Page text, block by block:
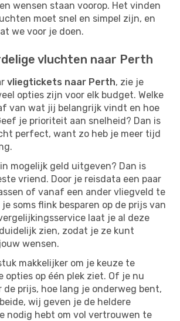
wensen staan voorop. Het vinden
moet snel en simpel zijn, en
we voor je doen.
vluchten naar Perth
vliegtickets naar Perth, zie je
opties zijn voor elk budget. Welke
van wat jij belangrijk vindt en hoe
je prioriteit aan snelheid? Dan is
perfect, want zo heb je meer tijd
mogelijk geld uitgeven? Dan is
vriend. Door je reisdata een paar
of vanaf een ander vliegveld te
soms flink besparen op de prijs van
laat je al deze
zien, zodat je ze kunt
wensen.
makkelijker om je keuze te
opties op één plek ziet. Of je nu
de prijs, hoe lang je onderweg bent,
wij geven je de heldere
nodig hebt om vol vertrouwen te